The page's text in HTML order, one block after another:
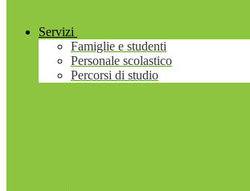
Servizi
Famiglie e studenti
Personale scolastico
Percorsi di studio